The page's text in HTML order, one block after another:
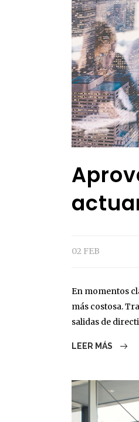
02 FEB
En momentos
más costosa.
salidas de
LEER MÁS